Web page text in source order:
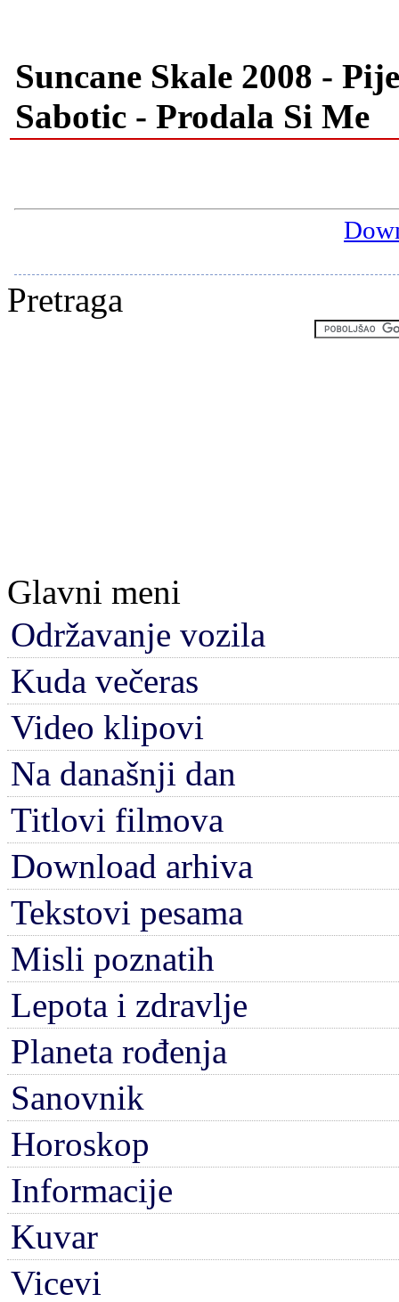
Suncane Skale 2008 -
Sabotic - Prodala Si Me
Pretraga
Glavni meni
Održavanje vozila
Kuda večeras
Video klipovi
Na današnji dan
Titlovi filmova
Download arhiva
Tekstovi pesama
Misli poznatih
Lepota i zdravlje
Planeta rođenja
Sanovnik
Horoskop
Informacije
Kuvar
Vicevi